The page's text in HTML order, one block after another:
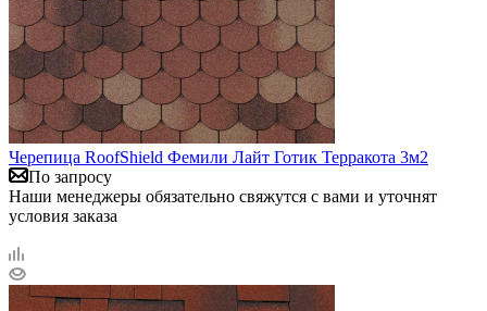
Черепица RoofShield Фемили Лайт Готик Терракота 3м2
По запросу
Наши менеджеры обязательно свяжутся с вами и уточнят
условия заказа